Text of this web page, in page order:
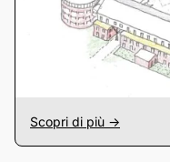
Scopri di più ->